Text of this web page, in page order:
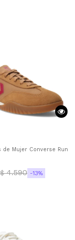
Tf Adidas - Anaranjado
de Mujer Converse Run
$ 4.590 13